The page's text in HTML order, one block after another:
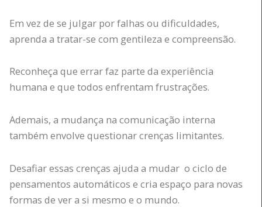
Em vez de se julgar por falhas ou dificuldades,
aprenda a tratar-se com gentileza e compreensão.
Reconheça que errar faz parte da experiência
humana e que todos enfrentam frustrações.
Ademais, a mudança na comunicação interna
também envolve questionar crenças limitantes.
Desafiar essas crenças ajuda a mudar o ciclo de
pensamentos automáticos e cria espaço para novas
formas de ver a si mesmo e o mundo.